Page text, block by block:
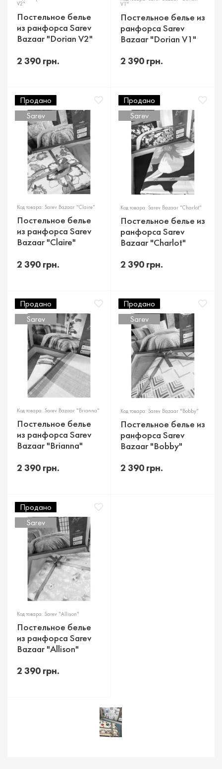
V2"
Постельное белье
из ранфорса Sarev
Bazaar "Dorian V2"
2 390 грн.
V1"
Постельное белье из
ранфорса Sarev
Bazaar "Dorian V1"
2 390 грн.
Продано
Sarev
Код товара: Sarev Bazaar "Claire"
Постельное белье
из ранфорса Sarev
Bazaar "Claire"
2 390 грн.
Продано
Sarev
Код товара: Sarev Bazaar "Charlot"
Постельное белье из
ранфорса Sarev
Bazaar "Charlot"
2 390 грн.
Продано
Sarev
Код товара: Sarev Bazaar "Brianna"
Постельное белье
из ранфорса Sarev
Bazaar "Brianna"
2 390 грн.
Продано
Sarev
Код товара: Sarev Bazaar "Bobby"
Постельное белье из
ранфорса Sarev
Bazaar "Bobby"
2 390 грн.
Продано
Sarev
Код товара: Sarev "Allison"
Постельное белье
из ранфорса Sarev
Bazaar "Allison"
2 390 грн.